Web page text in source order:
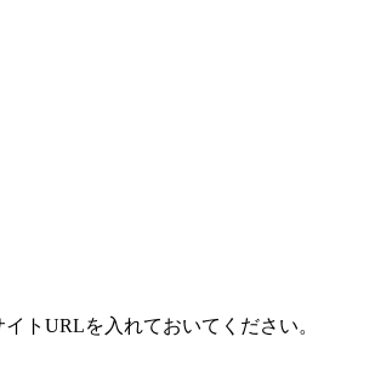
トURLを入れておいてください。